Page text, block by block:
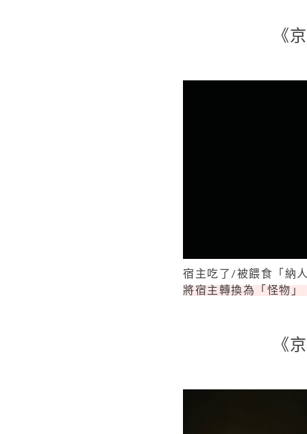
《
宿主吃了/被餵食「納
將宿主轉換為「怪物」
《